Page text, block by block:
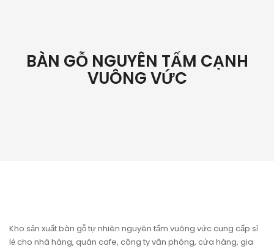
BÀN GỖ NGUYÊN TẤM CẠNH
VUÔNG VỨC
Kho sản xuất bàn gỗ tự nhiên nguyên tấm vuông vức cung cấp sỉ
lẻ cho nhà hàng, quán cafe, công ty văn phòng, cửa hàng, gia